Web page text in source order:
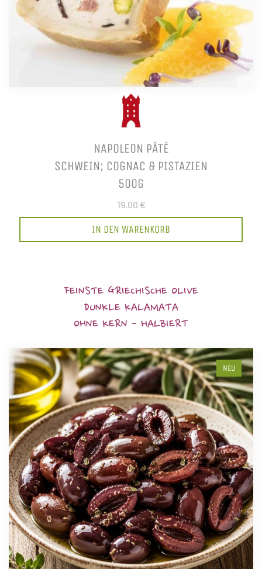
NAPOLEON PÂTÉ
SCHWEIN; COGNAC & PISTAZIEN
500G
19,00 €
IN DEN WARENKORB
FEINSTE GRIECHISCHE OLIVE
DUNKLE KALAMATA
OHNE KERN - HALBIERT
NEU